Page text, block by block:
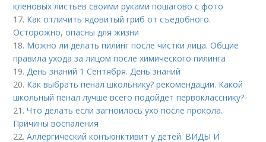
кленовых листьев своими руками пошагово с фото
17. Как отличить ядовитый гриб от съедобного.
Осторожно, опасны для жизни
18. Можно ли делать пилинг после чистки лица. Общие
правила ухода за лицом после химического пилинга
19.День знаний 1 Сентября. День знаний
20. Как выбрать пенал школьнику? рекомендации. Какой
школьный пенал лучше всего подойдет первокласснику?
21.Что делать если загноилось ухо после прокола.
Причины воспаления
22.Аллергический конъюнктивит у детей. ВИДЫ И